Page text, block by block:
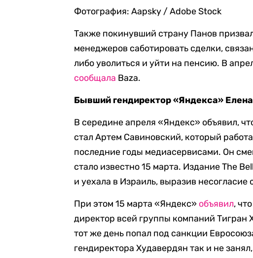
Фотография: Aapsky / Adobe Stock
Также покинувший страну Панов
менеджеров саботировать сделки,
либо уволиться и уйти на пенсию. В
сообщала Baza.
Бывший гендиректор «Яндекса»
В середине апреля «Яндекс» объявил,
стал Артем Савиновский, который
последние годы медиасервисами. Он
стало известно 15 марта. Издание The
и уехала в Израиль, выразив
При этом 15 марта «Яндекс» объявил,
директор всей группы компаний Тигран
тот же день попал под санкции
гендиректора Худавердян так и не